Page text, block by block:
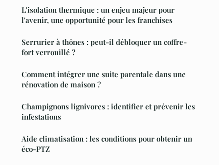
L'isolation thermique : un enjeu majeur pour
l'avenir, une opportunité pour les franchises
Serrurier à thônes : peut-il débloquer un coffre-
fort verrouillé ?
Comment intégrer une suite parentale dans une
rénovation de maison ?
Champignons lignivores : identifier et prévenir les
infestations
Aide climatisation : les conditions pour obtenir un
éco-PTZ